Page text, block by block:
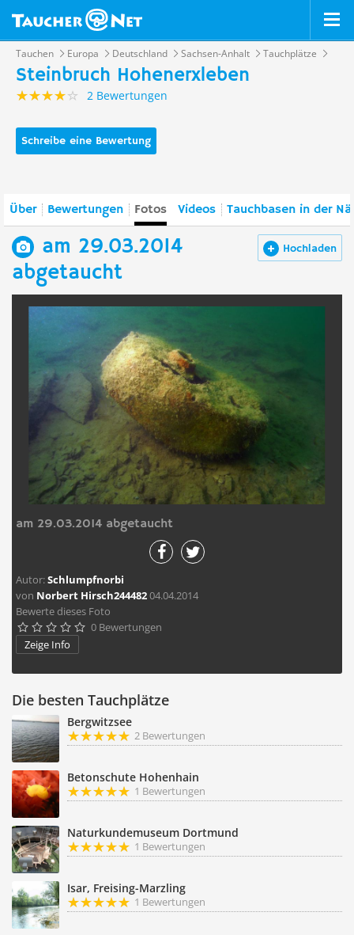
Tauchen Europa Deutschland Sachsen-Anhalt Tauchplätze
Steinbruch Hohenerxleben
2 Bewertungen
Schreibe eine Bewertung
Über Bewertungen Fotos Videos Tauchbasen in der
Hochladen
am 29.03.2014
abgetaucht
am 29.03.2014 abgetaucht
Autor:Schlumpfnorbi
von Norbert Hirsch24448204.04.2014
Bewerte dieses Foto
     0 Bewertungen
Zeige Info
Die besten Tauchplätze
Bergwitzsee
2 Bewertungen
Betonschute Hohenhain
1 Bewertungen
Naturkundemuseum Dortmund
1 Bewertungen
Isar, Freising-Marzling
1 Bewertungen